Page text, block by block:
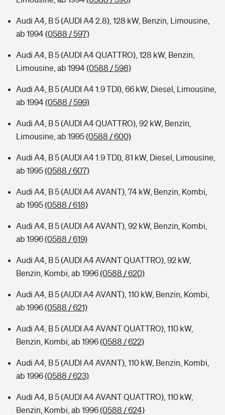
Audi A4, B 5 (AUDI A4 2.8), 128 kW, Benzin, Limousine,
ab 1994(0588 / 597)
Audi A4, B 5 (AUDI A4 QUATTRO), 128 kW, Benzin,
Limousine, ab 1994(0588 / 598)
Audi A4, B 5 (AUDI A4 1.9 TDI), 66 kW, Diesel, Limousine,
ab 1994(0588 / 599)
Audi A4, B 5 (AUDI A4 QUATTRO), 92 kW, Benzin,
Limousine, ab 1995(0588 / 600)
Audi A4, B 5 (AUDI A4 1.9 TDI), 81 kW, Diesel, Limousine,
ab 1995(0588 / 607)
Audi A4, B 5 (AUDI A4 AVANT), 74 kW, Benzin, Kombi,
ab 1995(0588 / 618)
Audi A4, B 5 (AUDI A4 AVANT), 92 kW, Benzin, Kombi,
ab 1996(0588 / 619)
Audi A4, B 5 (AUDI A4 AVANT QUATTRO), 92 kW,
Benzin, Kombi, ab 1996(0588 / 620)
Audi A4, B 5 (AUDI A4 AVANT), 110 kW, Benzin, Kombi,
ab 1996(0588 / 621)
Audi A4, B 5 (AUDI A4 AVANT QUATTRO), 110 kW,
Benzin, Kombi, ab 1996(0588 / 622)
Audi A4, B 5 (AUDI A4 AVANT), 110 kW, Benzin, Kombi,
ab 1996(0588 / 623)
Audi A4, B 5 (AUDI A4 AVANT QUATTRO), 110 kW,
Benzin, Kombi, ab 1996(0588 / 624)